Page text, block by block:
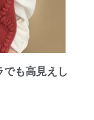
も高見えし